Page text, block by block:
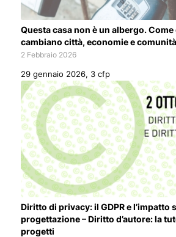
Questa casa non è un albergo.
cambiano città, economie e comunità
2 Febbraio 2026
29 gennaio 2026, 3 cfp
Diritto di privacy: il GDPR e l’impatto
progettazione – Diritto d’autore: la
progetti